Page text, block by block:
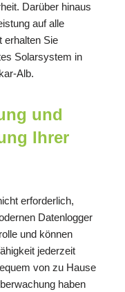
Darüber hinaus
auf alle
erhalten Sie
Solarsystem in
Alb.
und
Ihrer
erforderlich,
Datenlogger
und können
jederzeit
von zu Hause
haben